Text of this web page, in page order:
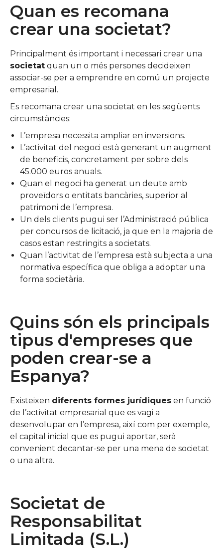
Quan es recomana
crear una societat?
Principalment és important i necessari crear una
societat quan un o més persones decideixen
associar-se per a emprendre en comú un projecte
empresarial.
Es recomana crear una societat en les següents
circumstàncies:
L’empresa necessita ampliar en inversions.
L’activitat del negoci està generant un augment
de beneficis, concretament per sobre dels
45.000 euros anuals.
Quan el negoci ha generat un deute amb
proveïdors o entitats bancàries, superior al
patrimoni de l’empresa.
Un dels clients pugui ser l’Administració pública
per concursos de licitació, ja que en la majoria de
casos estan restringits a societats.
Quan l’activitat de l’empresa està subjecta a una
normativa específica que obliga a adoptar una
forma societària.
Quins són els principals
tipus d'empreses que
poden crear-se a
Espanya?
Existeixen diferents formes jurídiques en funció
de l’activitat empresarial que es vagi a
desenvolupar en l’empresa, així com per exemple,
el capital inicial que es pugui aportar, serà
convenient decantar-se per una mena de societat
o una altra.
Societat de
Responsabilitat
Limitada (S.L.)